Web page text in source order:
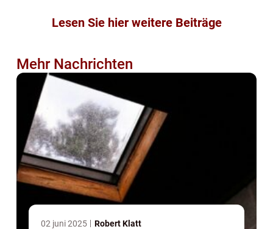
Lesen Sie hier weitere Beiträge
Mehr Nachrichten
02 juni 2025 Robert Klatt